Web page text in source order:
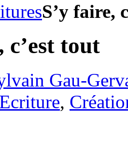
S’y faire,
c’est tout
Gau-
Ecriture,